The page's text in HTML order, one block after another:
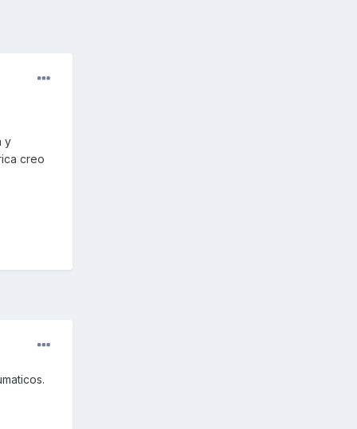
y
creo